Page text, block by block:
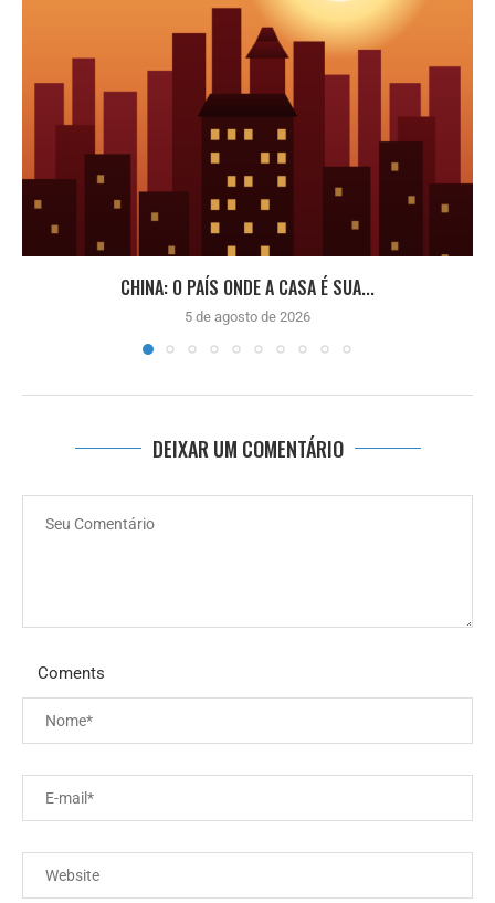
CHINA: O PAÍS ONDE A CASA É SUA...
5 de agosto de 2026
DEIXAR UM COMENTÁRIO
Coments